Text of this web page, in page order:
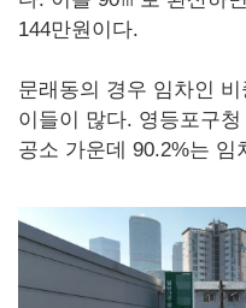
144만원이다.
문래동의 경우 임차인
이들이 많다. 영등포구
공소 가운데 90.2%는 임